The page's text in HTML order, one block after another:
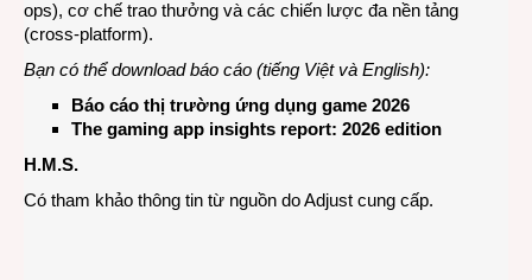
ops), cơ chế trao thưởng và các chiến lược đa nền tảng
(cross-platform).
Bạn có thể download báo cáo (tiếng Việt và English):
Báo cáo thị trường ứng dụng game 2026
The gaming app insights report: 2026 edition
H.M.S.
Có tham khảo thông tin từ nguồn do Adjust cung cấp.